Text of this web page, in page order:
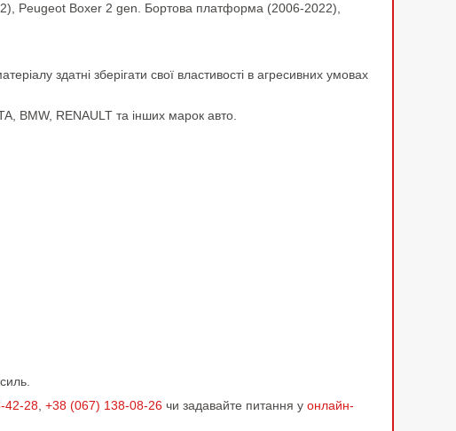
Peugeot Boxer 2 gen. Бортова платформа (2006-2022),
здатні зберігати свої властивості в агресивних умовах
BMW, RENAULT та інших марок авто.
42-28, +38 (067) 138-08-26 чи задавайте питання у онлайн-